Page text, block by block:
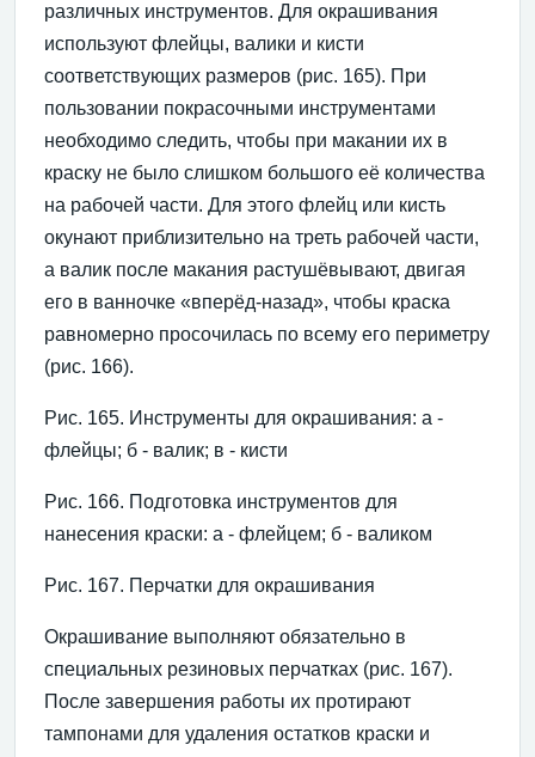
различных инструментов. Для окрашивания
используют флейцы, валики и кисти
соответствующих размеров (рис. 165). При
пользовании покрасочными инструментами
необходимо следить, чтобы при макании их в
краску не было слишком большого её количества
на рабочей части. Для этого флейц или кисть
окунают приблизительно на треть рабочей части,
а валик после макания растушёвывают, двигая
его в ванночке «вперёд-назад», чтобы краска
равномерно просочилась по всему его периметру
(рис. 166).
Рис. 165. Инструменты для окрашивания: а -
флейцы; б - валик; в - кисти
Рис. 166. Подготовка инструментов для
нанесения краски: а - флейцем; б - валиком
Рис. 167. Перчатки для окрашивания
Окрашивание выполняют обязательно в
специальных резиновых перчатках (рис. 167).
После завершения работы их протирают
тампонами для удаления остатков краски и